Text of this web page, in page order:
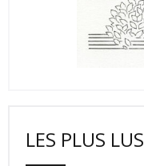
LES PLUS LUS